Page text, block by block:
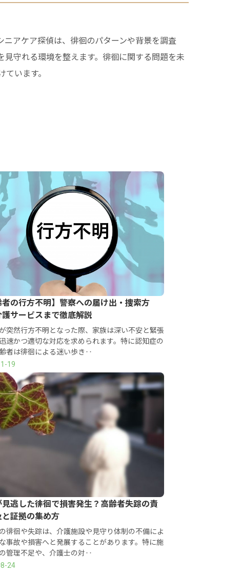
アケア探偵は、徘徊のパターンや背景を調査
守れる環境を整えます。徘徊に関する問題を未
います。
者の行方不明】警察への届け出・捜索方
サービスまで徹底解説
突然行方不明となった際、家族は深い不安と緊張
速かつ適切な対応を求められます。特に認知症の
者は徘徊による迷い歩き‥
19
逃した徘徊で損害発生？高齢者失踪の責
証拠の集め方
徘徊や失踪は、介護施設や見守り体制の不備によ
事故や損害へと発展することがあります。特に施
管理不足や、介護士の対‥
24